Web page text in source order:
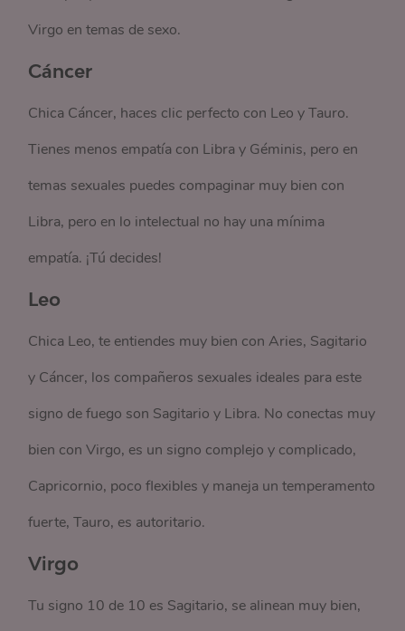
Virgo en temas de sexo.
Cáncer
Chica Cáncer, haces clic perfecto con Leo y Tauro.
Tienes menos empatía con Libra y Géminis, pero en
temas sexuales puedes compaginar muy bien con
Libra, pero en lo intelectual no hay una mínima
empatía. ¡Tú decides!
Leo
Chica Leo, te entiendes muy bien con Aries, Sagitario
y Cáncer, los compañeros sexuales ideales para este
signo de fuego son Sagitario y Libra. No conectas muy
bien con Virgo, es un signo complejo y complicado,
Capricornio, poco flexibles y maneja un temperamento
fuerte, Tauro, es autoritario.
Virgo
Tu signo 10 de 10 es Sagitario, se alinean muy bien,